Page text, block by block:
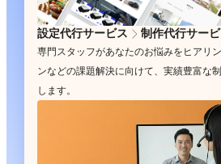
設定代行サービス 制作代行サー
専門スタッフがあなたのお悩みをヒアリ
ンなどの課題解決に向けて、実績豊富な
します。